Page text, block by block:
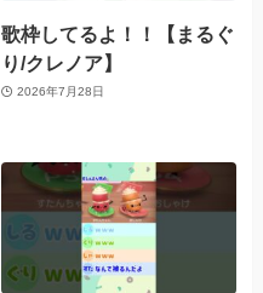
歌枠してるよ！！【まるぐ
り/クレノア】
2026年7月28日